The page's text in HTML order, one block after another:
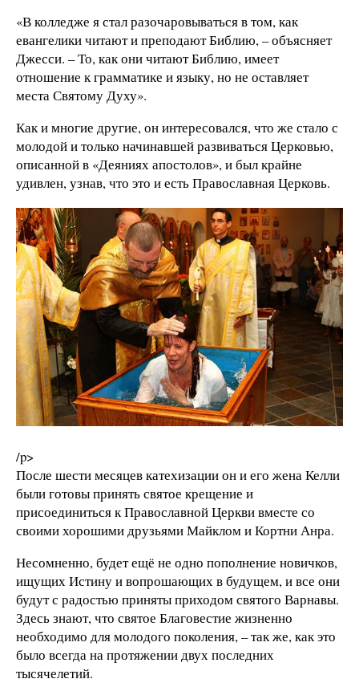
«В колледже я стал разочаровываться в том, как
евангелики читают и преподают Библию, – объясняет
Джесси. – То, как они читают Библию, имеет
отношение к грамматике и языку, но не оставляет
места Святому Духу».
Как и многие другие, он интересовался, что же стало с
молодой и только начинавшей развиваться Церковью,
описанной в «Деяниях апостолов», и был крайне
удивлен, узнав, что это и есть Православная Церковь.
/p>
После шести месяцев катехизации он и его жена Келли
были готовы принять святое крещение и
присоединиться к Православной Церкви вместе со
своими хорошими друзьями Майклом и Кортни Анра.
Несомненно, будет ещё не одно пополнение новичков,
ищущих Истину и вопрошающих в будущем, и все они
будут с радостью приняты приходом святого Варнавы.
Здесь знают, что святое Благовестие жизненно
необходимо для молодого поколения, – так же, как это
было всегда на протяжении двух последних
тысячелетий.